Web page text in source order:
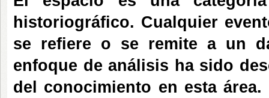
historiográfico. Cualquier
se refiere o se remite a un
enfoque de análisis ha sido
del conocimiento en esta